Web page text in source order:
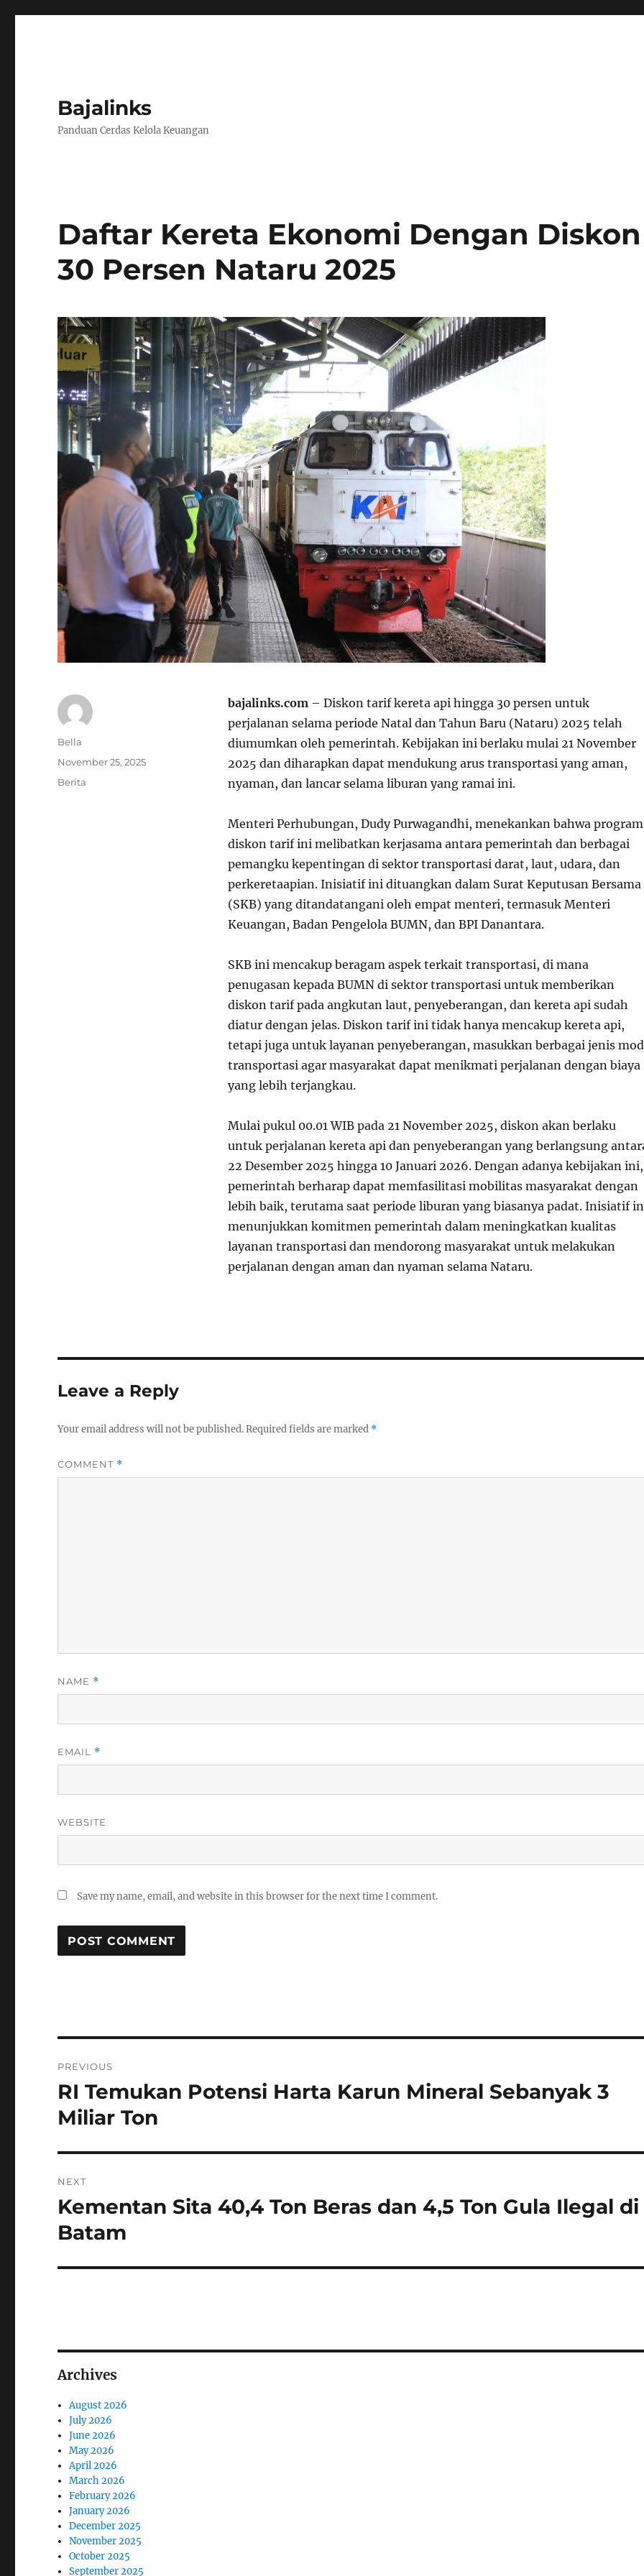
Bajalinks
Panduan Cerdas Kelola Keuangan
Daftar Kereta Ekonomi Dengan Diskon
30 Persen Nataru 2025
bajalinks.com– Diskon tarif kereta api hingga 30 persen untuk
perjalanan selama periode Natal dan Tahun Baru (Nataru) 2025 telah
diumumkan oleh pemerintah. Kebijakan ini berlaku mulai 21 November
2025 dan diharapkan dapat mendukung arus transportasi yang aman,
nyaman, dan lancar selama liburan yang ramai ini.
Menteri Perhubungan, Dudy Purwagandhi, menekankan bahwa program
diskon tarif ini melibatkan kerjasama antara pemerintah dan berbagai
pemangku kepentingan di sektor transportasi darat, laut, udara, dan
perkeretaapian. Inisiatif ini dituangkan dalam Surat Keputusan Bersama
(SKB) yang ditandatangani oleh empat menteri, termasuk Menteri
Keuangan, Badan Pengelola BUMN, dan BPI Danantara.
SKB ini mencakup beragam aspek terkait transportasi, di mana
penugasan kepada BUMN di sektor transportasi untuk memberikan
diskon tarif pada angkutan laut, penyeberangan, dan kereta api sudah
diatur dengan jelas. Diskon tarif ini tidak hanya mencakup kereta api,
tetapi juga untuk layanan penyeberangan, masukkan berbagai jenis
transportasi agar masyarakat dapat menikmati perjalanan dengan biaya
yang lebih terjangkau.
Mulai pukul 00.01 WIB pada 21 November 2025, diskon akan berlaku
untuk perjalanan kereta api dan penyeberangan yang berlangsung
22 Desember 2025 hingga 10 Januari 2026. Dengan adanya kebijakan ini,
pemerintah berharap dapat memfasilitasi mobilitas masyarakat dengan
lebih baik, terutama saat periode liburan yang biasanya padat. Inisiatif
menunjukkan komitmen pemerintah dalam meningkatkan kualitas
layanan transportasi dan mendorong masyarakat untuk melakukan
perjalanan dengan aman dan nyaman selama Nataru.
Author
Bella
Posted
November 25, 2025
Categories
Berita
Leave a Reply
Your email address will not be published.Required fields are marked *
COMMENT *
NAME *
EMAIL *
WEBSITE
Save my name, email, and website in this browser for the next time I comment.
navigation
PREVIOUS
Previous
post:
RI Temukan Potensi Harta Karun Mineral Sebanyak 3
Miliar Ton
NEXT
Next
post:
Kementan Sita 40,4 Ton Beras dan 4,5 Ton Gula Ilegal di
Batam
Archives
August 2026
July 2026
June 2026
May 2026
April 2026
March 2026
February 2026
January 2026
December 2025
November 2025
October 2025
September 2025